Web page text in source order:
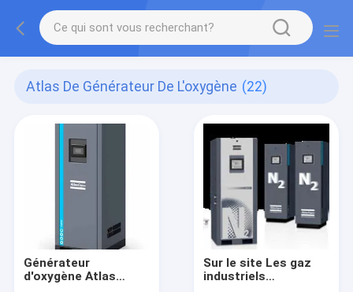
Atlas De Générateur De L'oxygène (22)
Générateur
d'oxygène Atlas
Sur le site Les gaz
industriels